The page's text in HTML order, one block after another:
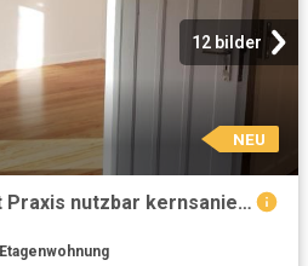
12 bilder
NEU
Gewerbe auch als Arzt Praxis nutzbar kernsaniert, 3fiso Fenster, parallel z.Mühlenkamp
Etagenwohnung